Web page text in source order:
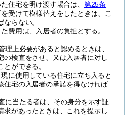
住宅を明け渡す場合は、 第25条
受けて模様替えをしたときは、こ
らない。
費用は、入居者の負担とする。
理上必要があると認めるときは、
の検査をさせ、又は入居者に対し
ができる。
に使用している住宅に立ち入ると
住宅の入居者の承諾を得なければ
に当たる者は、その身分を示す証
求があったときは、これを提示し